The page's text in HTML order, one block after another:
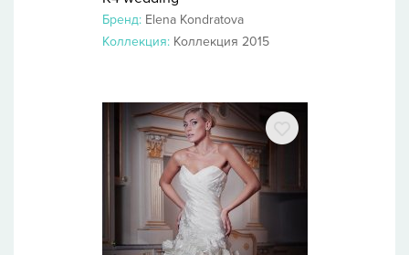
Бренд: Elena Kondratova
Коллекция: Коллекция 2015